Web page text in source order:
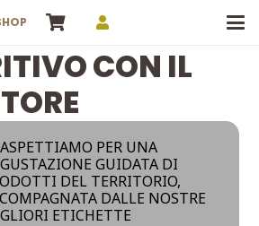
CON IL
PER UNA
GUIDATA DI
DEL TERRITORIO,
DALLE NOSTRE
ETICHETTE